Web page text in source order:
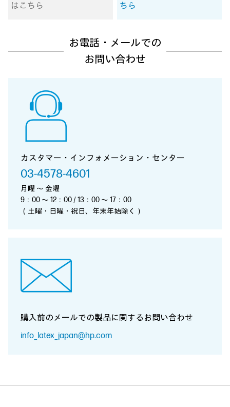
はこちら
ちら
お電話・メールでの
お問い合わせ
カスタマー・インフォメーション・センター
03-4578-4601
月曜 ～ 金曜
9：00 ～ 12：00 / 13：00 ～ 17：00
（土曜・日曜・祝日、年末年始除く）
購入前のメールでの製品に関する お問い合わせ
info_latex_japan@hp.com